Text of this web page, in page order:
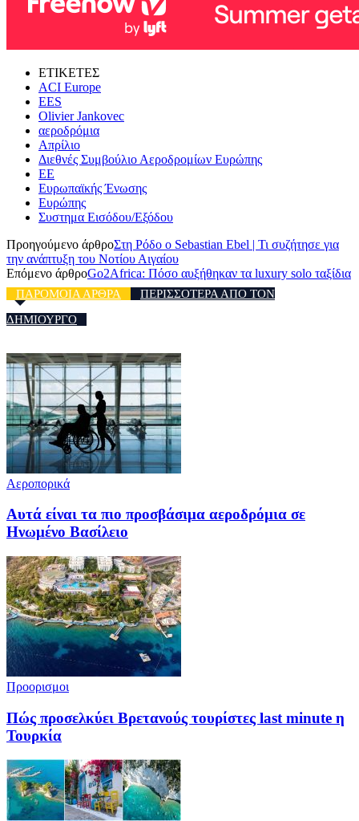
ΕΤΙΚΕΤΕΣ
ACI Europe
EES
Olivier Jankovec
αεροδρόμια
Απρίλιο
Διεθνές Συμβούλιο Αεροδρομίων Ευρώπης
ΕΕ
Ευρωπαϊκής Ένωσης
Ευρώπης
Συστημα Εισόδου/Εξόδου
Προηγούμενο άρθροΣτη Ρόδο ο Sebastian Ebel | Τι συζήτησε για
την ανάπτυξη του Νοτίου Αιγαίου
Επόμενο άρθροGo2Africa: Πόσο αυξήθηκαν τα luxury solo ταξίδια
ΠΑΡΟΜΟΙΑ ΑΡΘΡΑ
ΠΕΡΙΣΣΟΤΕΡΑ ΑΠΟ ΤΟΝ
ΔΗΜΙΟΥΡΓΟ
Αεροπορικά
Αυτά είναι τα πιο προσβάσιμα αεροδρόμια σε
Ηνωμένο Βασίλειο
Προορισμοι
Πώς προσελκύει Βρετανούς τουρίστες last minute η
Τουρκία